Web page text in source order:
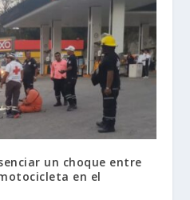
un choque entre
en el